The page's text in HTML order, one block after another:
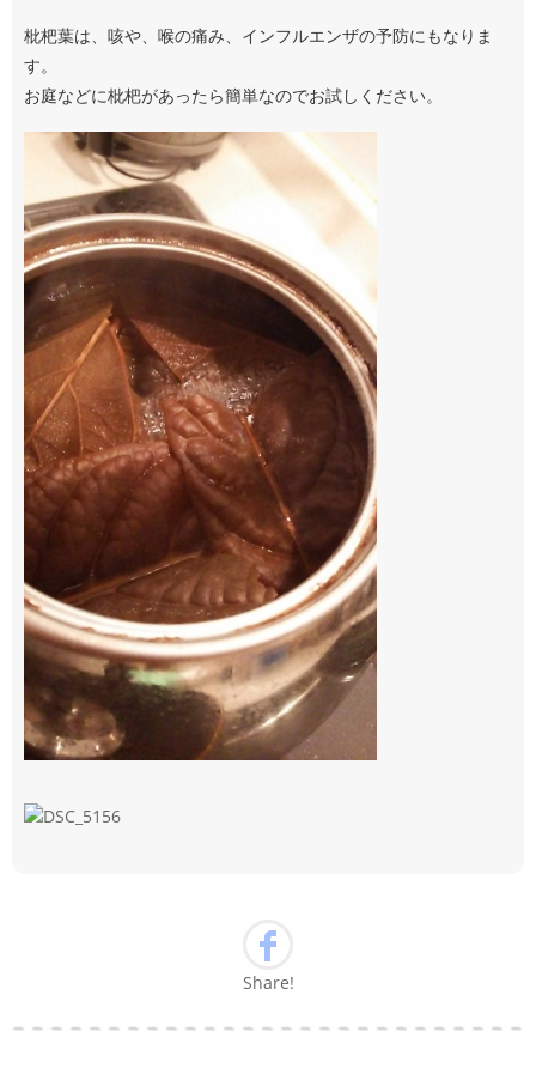
枇杷葉は、咳や、喉の痛み、インフルエンザの予防にもなりま
す。
お庭などに枇杷があったら簡単なのでお試しください。
Share!